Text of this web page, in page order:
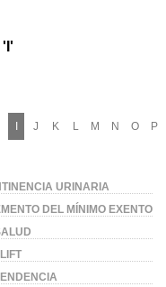
'I'
I J K L M N O P
URINARIA
DEL MÍNIMO EXENTO